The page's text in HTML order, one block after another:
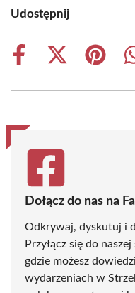
Udostępnij
Share
Share
(Twitter)
Share
Dołącz do nas na
Odkrywaj, dyskutuj i
Przyłącz się do
gdzie możesz
wydarzeniach w